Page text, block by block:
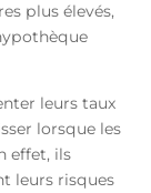
plus élevés,
leurs taux
lorsque les
effet, ils
leurs risques